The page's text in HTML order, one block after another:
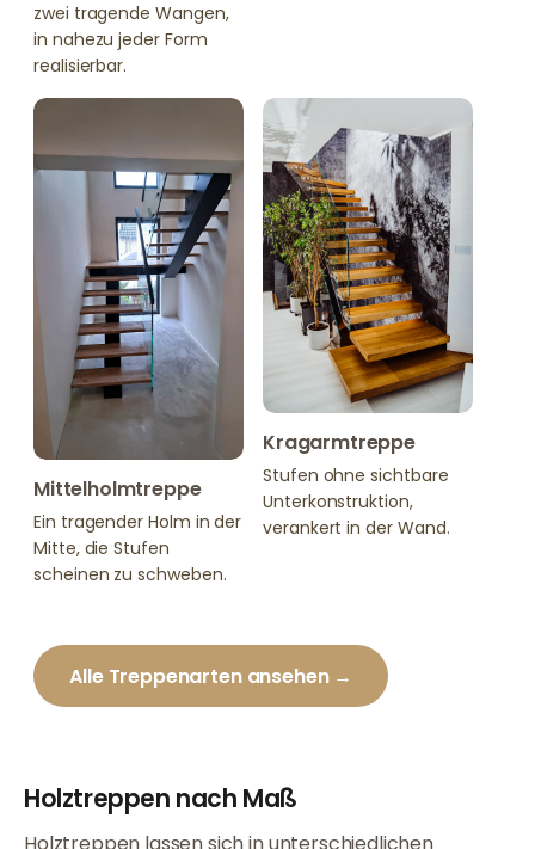
zwei tragende Wangen,
in nahezu jeder Form
realisierbar.
Mittelholmtreppe
Ein tragender Holm in der
Mitte, die Stufen
scheinen zu schweben.
Kragarmtreppe
Stufen ohne sichtbare
Unterkonstruktion,
verankert in der Wand.
Alle Treppenarten ansehen →
Holztreppen nach Maß